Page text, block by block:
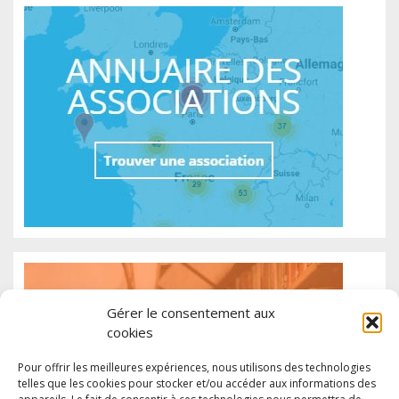
Gérer le consentement aux
cookies
Pour offrir les meilleures expériences, nous utilisons des technologies
telles que les cookies pour stocker et/ou accéder aux informations des